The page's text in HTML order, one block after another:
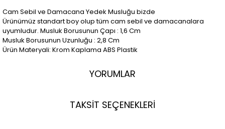
Cam Sebil ve Damacana Yedek Musluğu bizde
Ürünümüz standart boy olup tüm cam sebil ve damacanalara
uyumludur. Musluk Borusunun Çapı : 1,6 Cm
Musluk Borusunun Uzunluğu : 2,8 Cm
Ürün Materyali: Krom Kaplama ABS Plastik
YORUMLAR
TAKSİT SEÇENEKLERİ